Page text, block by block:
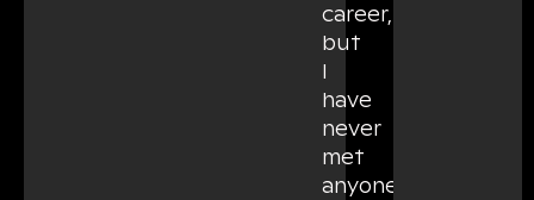
career,
but
I
have
never
met
anyone